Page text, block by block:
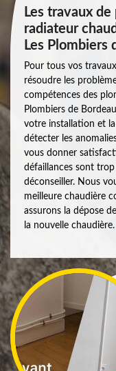
Les travaux
radiateur
Les Plombiers
Pour tous vos
résoudre les
compétences des
Plombiers de
votre installation et
détecter les
vous donner
défaillances sont
déconseiller. Nous
meilleure chaudière
assurons la dépose
la nouvelle chaudière.